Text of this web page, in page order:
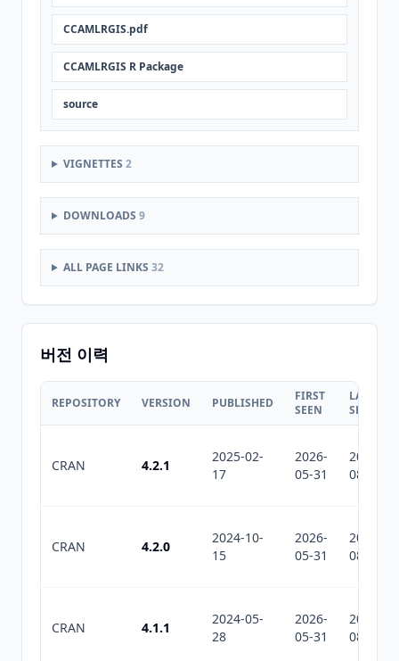
CCAMLRGIS.pdf
CCAMLRGIS R Package
source
VIGNETTES 2
DOWNLOADS 9
ALL PAGE LINKS 32
버전 이력
REPOSITORY VERSION PUBLISHED
FIRST
SEEN
LAST
SEEN
CRAN 4.2.1
2025-02-
17
2026-
05-31
2026-
08-05
CRAN 4.2.0
2024-10-
15
2026-
05-31
2026-
08-05
CRAN 4.1.1
2024-05-
28
2026-
05-31
2026-
08-05